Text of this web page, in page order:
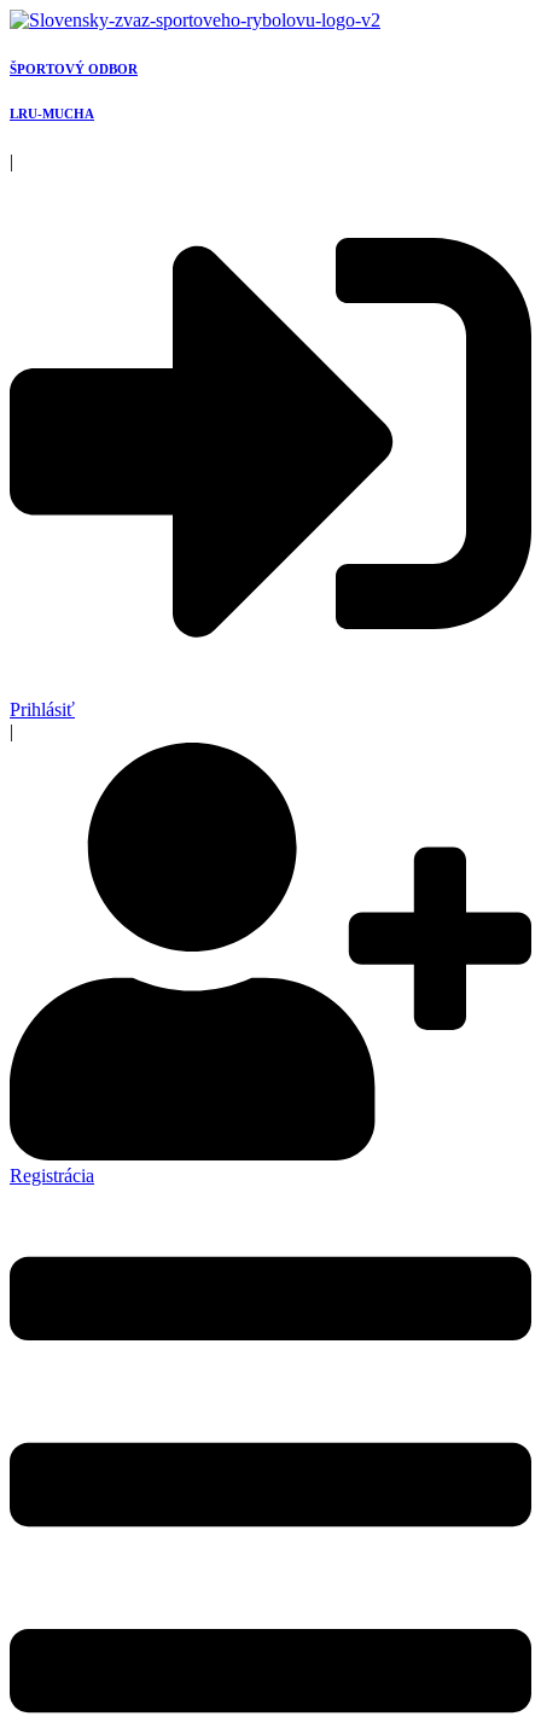
Preskočiť
obsah
ŠPORTOVÝ ODBOR
LRU-MUCHA
|
Prihlásiť
|
Registrácia